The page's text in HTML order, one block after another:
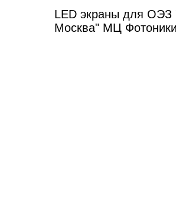
LED экраны для ОЭЗ
Москва" МЦ